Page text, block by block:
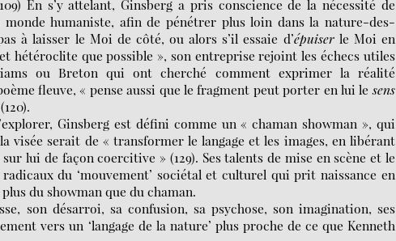
En s’y attelant, Ginsberg a pris conscience de la nécessité de
humaniste, afin de pénétrer plus loin dans la nature-des-
à laisser le Moi de côté, ou alors s’il essaie d’épuiserle Moi en
hétéroclite que possible », son entreprise rejoint les échecs utiles
ou Breton qui ont cherché comment exprimer la réalité
fleuve, « pense aussi que le fragment peut porter en lui lesens
Ginsberg est défini comme un « chaman showman », qui
visée serait de « transformer le langage et les images, en libérant
lui de façon coercitive » (129). Ses talents de mise en scène et le
du ‘mouvement’ sociétal et culturel qui prit naissance en
du showman que du chaman.
son désarroi, sa confusion, sa psychose, son imagination, ses
vers un ‘langage de la nature’ plus proche de ce que Kenneth